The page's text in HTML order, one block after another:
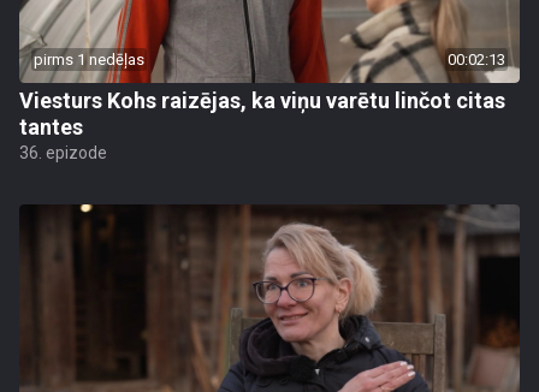
pirms 1 nedēļas 00:02:13
Viesturs Kohs raizējas, ka viņu varētu linčot citas
tantes
36. epizode